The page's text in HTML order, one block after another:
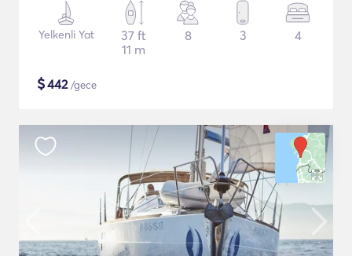
Yelkenli Yat
37 ft
11 m
8 3 4
$442/gece